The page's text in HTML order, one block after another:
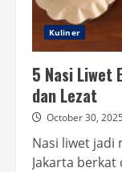
Kuliner
5 Nasi Liwet
dan Lezat
October 30, 2025
Nasi liwet jadi
Jakarta